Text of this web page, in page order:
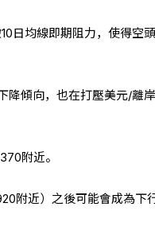
日均線即期阻力，使得空
降傾向，也在打壓美元/離
附近。
附近）之後可能會成為下